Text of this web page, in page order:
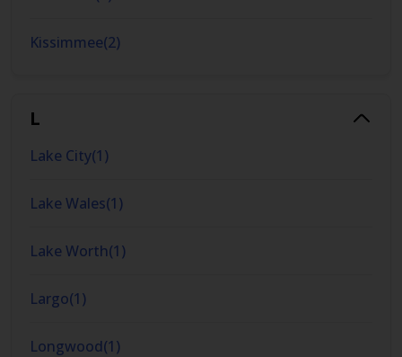
Kissimmee(2)
L
Lake City(1)
Lake Wales(1)
Lake Worth(1)
Largo(1)
Longwood(1)